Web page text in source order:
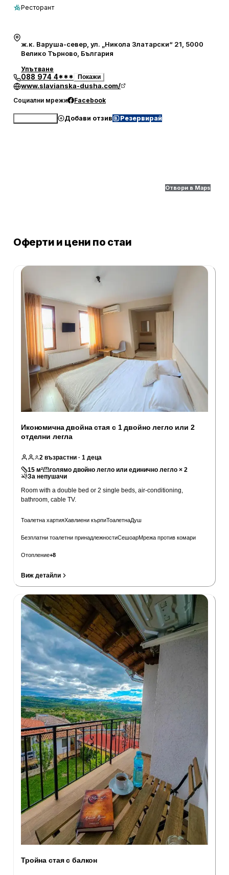
Ресторант
ж.к. Варуша-север, ул. „Никола Златарски“ 21, 5000
Велико Търново, България
Упътване
088 974 4*** Покажи
www.slavianska-dusha.com/
Социални мрежи Facebook
Добави отзив Резервирай
Отвори в Maps
Оферти и цени по стаи
Икономична двойна стая с 1 двойно легло или 2
отделни легла
2 възрастни · 1 деца
15 м²
голямо двойно легло или единично легло × 2
За непушачи
Room with a double bed or 2 single beds, air-conditioning,
bathroom, cable TV.
Тоалетна хартияХавлиени кърпиТоалетнаДуш
Безплатни тоалетни принадлежностиСешоарМрежа против комари
Отопление+8
Виж детайли
Тройна стая с балкон